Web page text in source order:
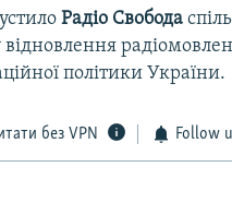
Радіо Свобода
політики України.
без VPN Follow